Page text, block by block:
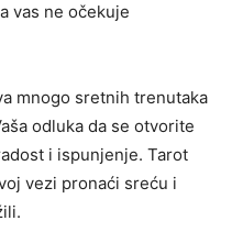
vas ne očekuje
mnogo sretnih trenutaka
odluka da se otvorite
i ispunjenje. Tarot
vezi pronaći sreću i